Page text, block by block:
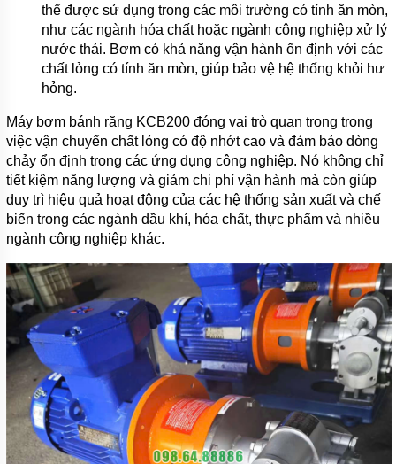
thể được sử dụng trong các môi trường có tính ăn mòn,
như các ngành hóa chất hoặc ngành công nghiệp xử lý
nước thải. Bơm có khả năng vận hành ổn định với các
chất lỏng có tính ăn mòn, giúp bảo vệ hệ thống khỏi hư
hỏng.
Máy bơm bánh răng KCB200 đóng vai trò quan trọng trong
việc vận chuyển chất lỏng có độ nhớt cao và đảm bảo dòng
chảy ổn định trong các ứng dụng công nghiệp. Nó không chỉ
tiết kiệm năng lượng và giảm chi phí vận hành mà còn giúp
duy trì hiệu quả hoạt động của các hệ thống sản xuất và chế
biến trong các ngành dầu khí, hóa chất, thực phẩm và nhiều
ngành công nghiệp khác.